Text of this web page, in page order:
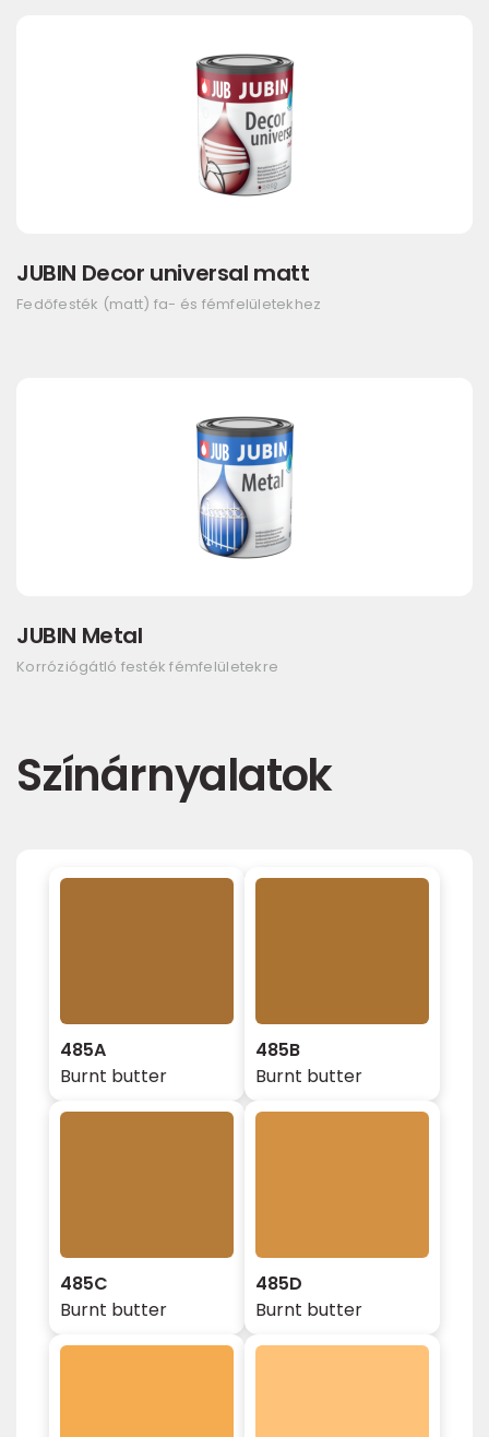
JUBIN Decor universal matt
Fedőfesték (matt) fa- és fémfelületekhez
JUBIN Metal
Korróziógátló festék fémfelületekre
Színárnyalatok
485A
Burnt butter
485B
Burnt butter
485C
Burnt butter
485D
Burnt butter